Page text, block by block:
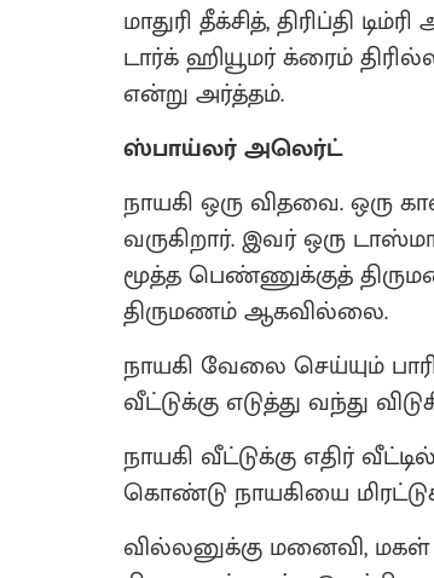
மாதுரி தீக்சித், திரிப்தி
டார்க் ஹியூமர் க்ரைம்
என்று அர்த்தம்.
ஸ்பாய்லர் அலெர்ட்
நாயகி ஒரு விதவை. ஒரு
வருகிறார். இவர் ஒரு
மூத்த பெண்ணுக்குத்
திருமணம் ஆகவில்லை.
நாயகி வேலை செய்யும்
வீட்டுக்கு எடுத்து வந்து
நாயகி வீட்டுக்கு எதிர்
கொண்டு நாயகியை
வில்லனுக்கு மனைவி,